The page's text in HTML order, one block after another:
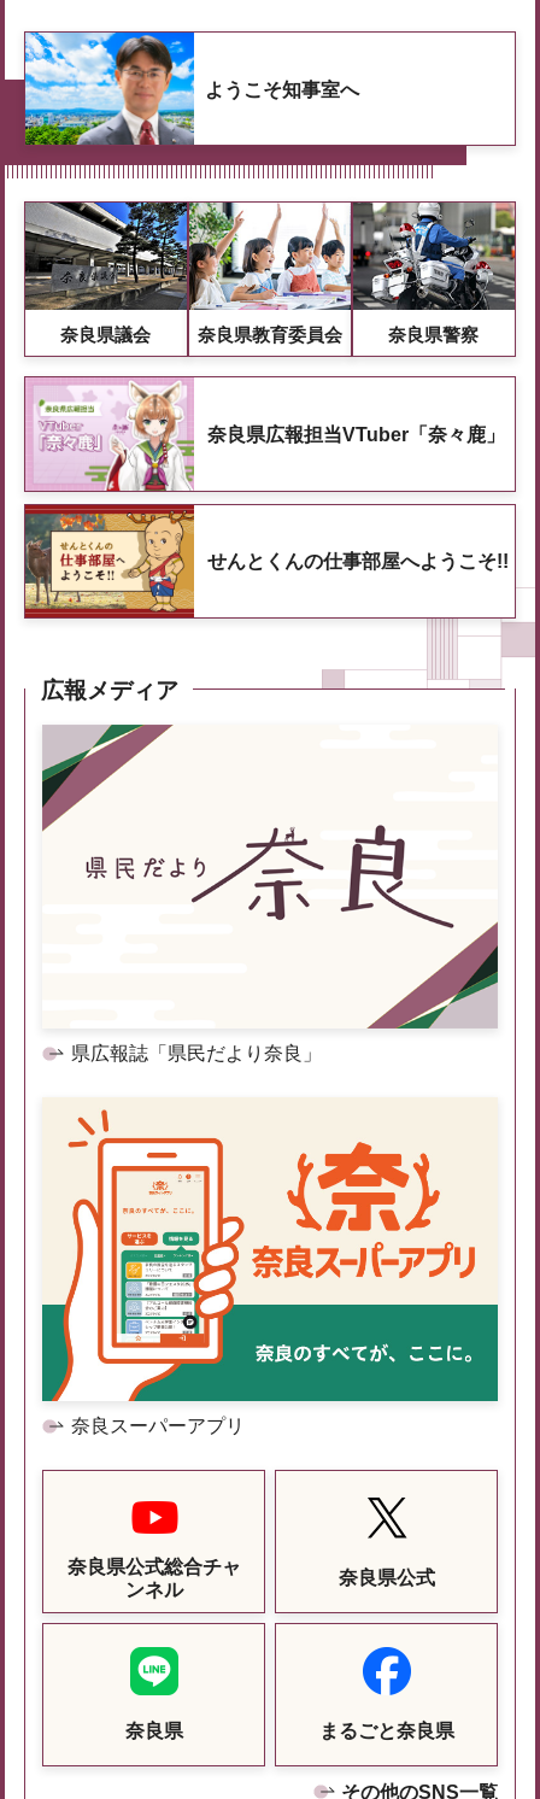
ようこそ知事室へ
奈良県議会 奈良県教育委員会 奈良県警察
奈良県広報担当VTuber「奈々鹿」
せんとくんの仕事部屋へようこそ!!
広報メディア
県広報誌「県民だより奈良」
奈良スーパーアプリ
奈良県公式総合チャ
ンネル
奈良県公式
奈良県 まるごと奈良県
その他のSNS一覧